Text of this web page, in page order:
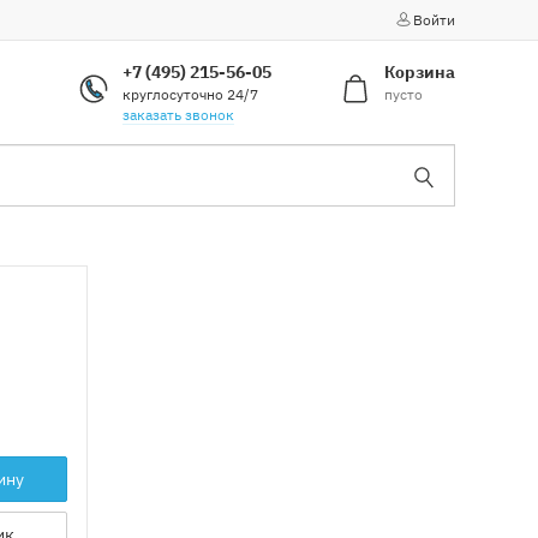
Войти
+7 (495) 215-56-05
круглосуточно 24/7
заказать звонок
Корзина
пусто